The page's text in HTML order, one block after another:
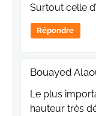
Surtout celle
Répondre
Bouayed
Le plus
hauteur très